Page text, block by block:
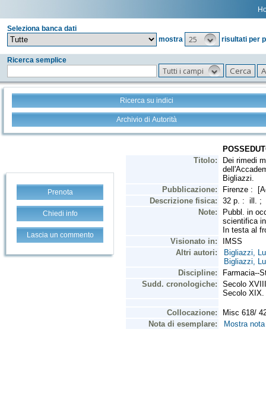
Seleziona banca dati
mostra
25 risultati per
Ricerca semplice
Tutti i campi
Ricerca su indici
Archivio di Autorità
Prenota
Chiedi info
Lascia un commento